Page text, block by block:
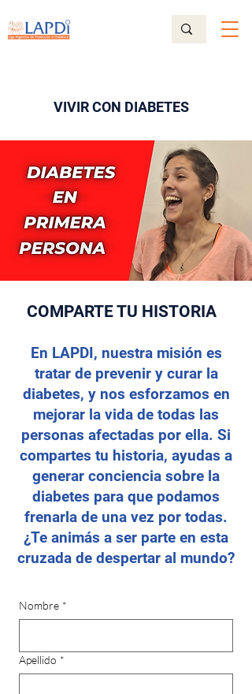
VIVIR CON DIABETES
COMPARTE TU HISTORIA
En LAPDI, nuestra misión es
tratar de prevenir y curar la
diabetes, y nos esforzamos en
mejorar la vida de todas las
personas afectadas por ella. Si
compartes tu historia, ayudas a
generar conciencia sobre la
diabetes para que podamos
frenarla de una vez por todas.
¿Te animás a ser parte en esta
cruzada de despertar al mundo?
Nombre *
Apellido *